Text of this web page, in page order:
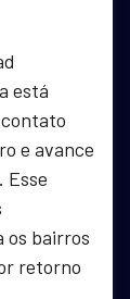
está
e avance
Esse
os bairros
retorno